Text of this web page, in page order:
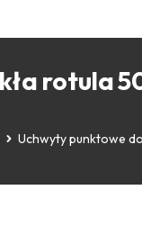
rotula
Uchwyty punktowe